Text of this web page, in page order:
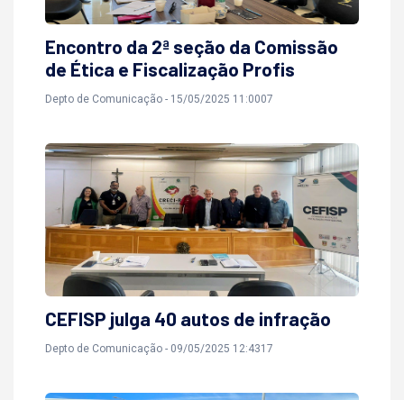
Encontro da 2ª seção da Comissão
de Ética e Fiscalização Profis
Depto de Comunicação - 15/05/2025 11:0007
CEFISP julga 40 autos de infração
Depto de Comunicação - 09/05/2025 12:4317